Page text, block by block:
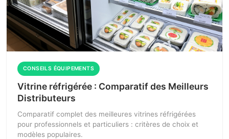
Facebook
CONSEILS ÉQUIPEMENTS
Vitrine réfrigérée : Comparatif des Meilleurs
Distributeurs
Comparatif complet des meilleures vitrines réfrigérées
pour professionnels et particuliers : critères de choix et
modèles populaires.